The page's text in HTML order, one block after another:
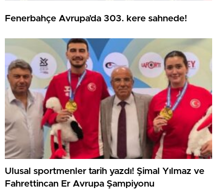
Fenerbahçe Avrupa’da 303. kere sahnede!
Ulusal sportmenler tarih yazdı! Şimal Yılmaz ve
Fahrettincan Er Avrupa Şampiyonu